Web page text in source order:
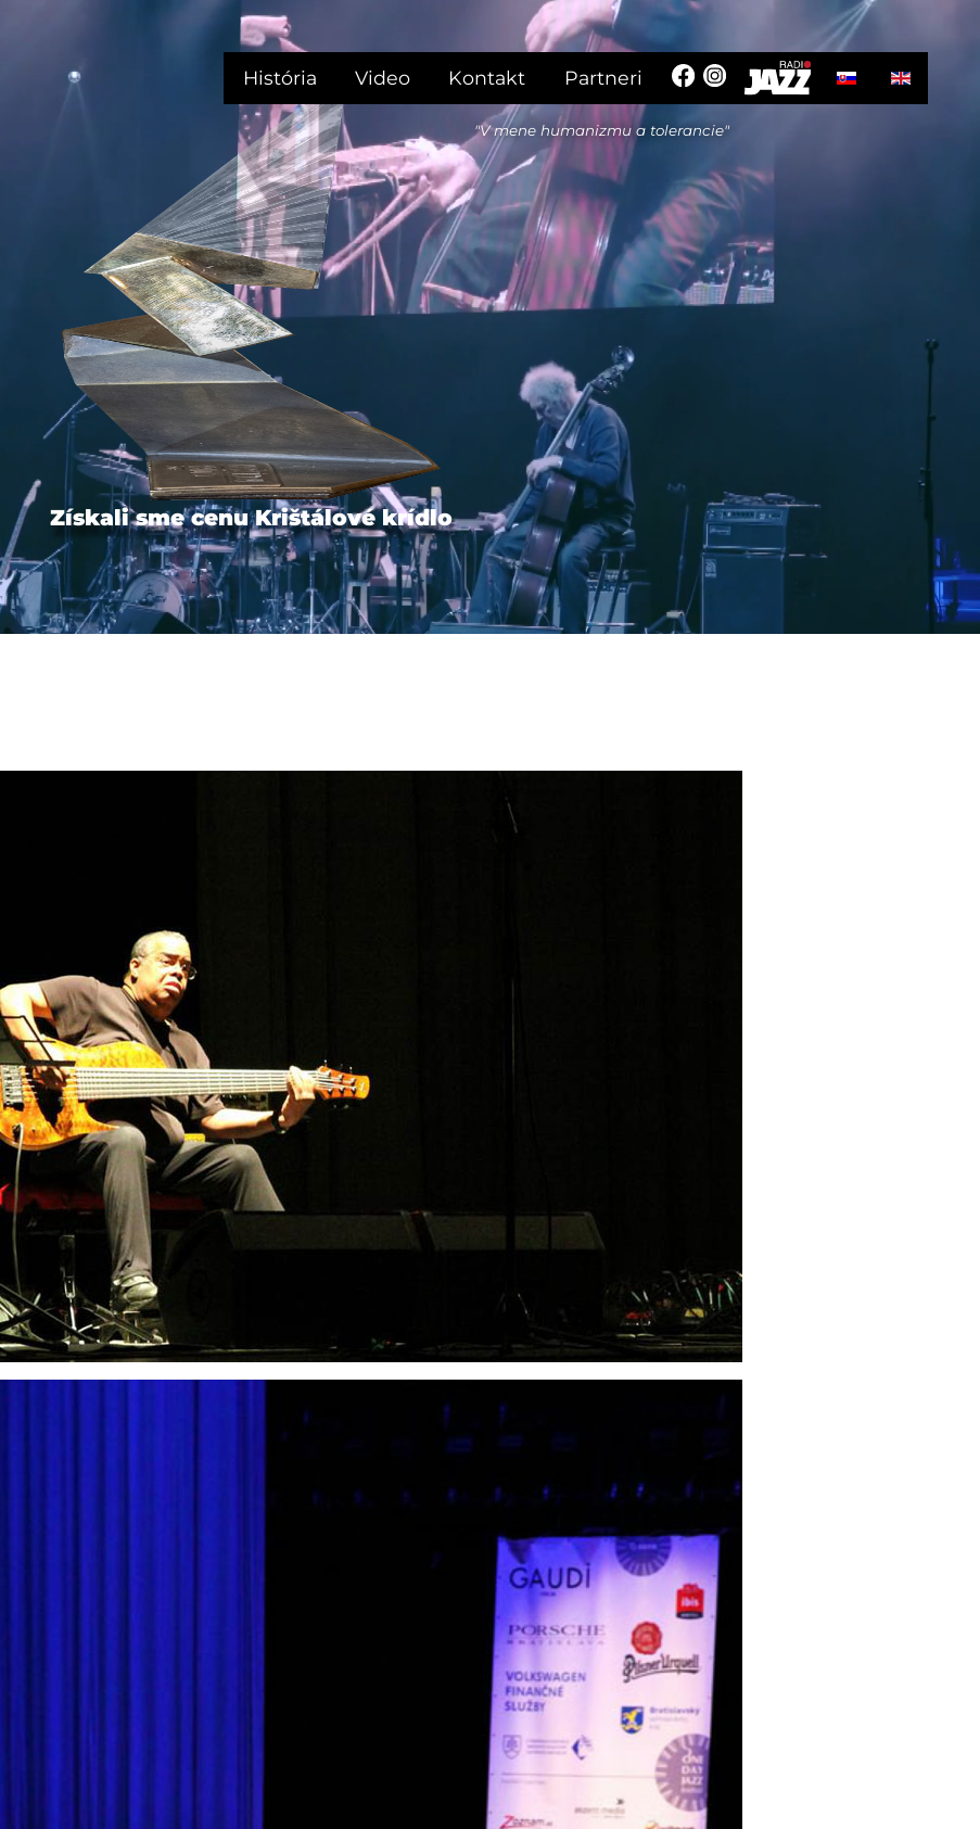
História Video Kontakt Partneri
"V mene humanizmu a tolerancie"
Vyberte váš jazyk
Získali sme cenu Krištálové krídlo